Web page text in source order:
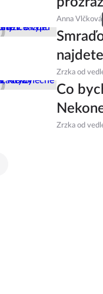
Anna Vlčková
Zrzka od
Co
Zrzka od